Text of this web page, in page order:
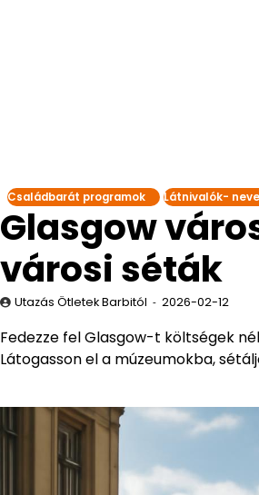
Családbarát programok Látnivalók-
Glasgow
városi séták
Utazás Ötletek Barbitól 2026-02-12
Fedezze fel Glasgow-t költségek
Látogasson el a múzeumokba,